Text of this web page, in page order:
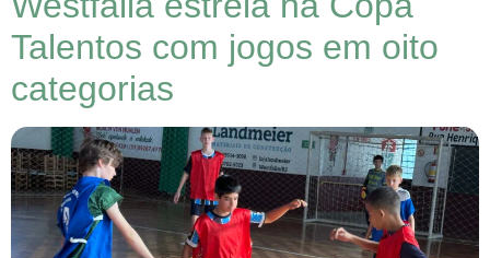
Talentos com jogos em oito
categorias